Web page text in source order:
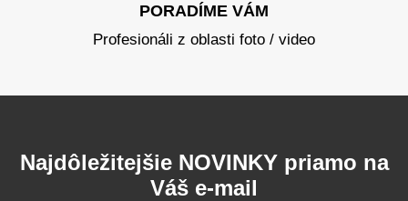
PORADÍME VÁM
Profesionáli z oblasti foto / video
Najdôležitejšie NOVINKY priamo na
Váš e-mail